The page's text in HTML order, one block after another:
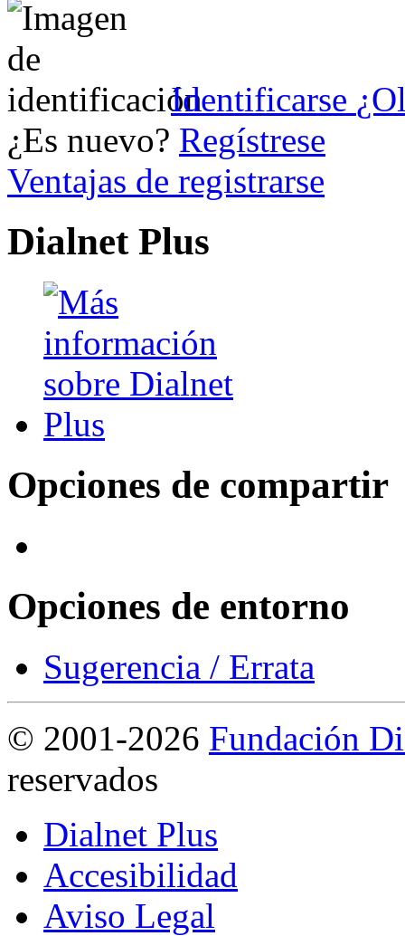
Identificarse
¿Es nuevo? Regístrese
Ventajas de registrarse
Dialnet Plus
Opciones de compartir
Opciones de entorno
Sugerencia / Errata
© 2001-2026 Fundación
reservados
Dialnet Plus
Accesibilidad
Aviso Legal